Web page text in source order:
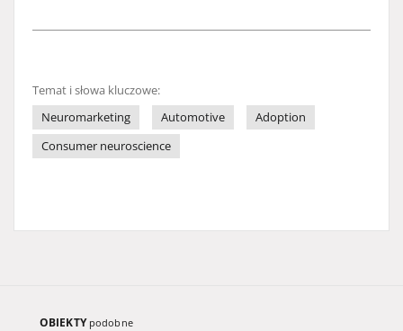
Temat i słowa kluczowe:
Neuromarketing
Automotive
Adoption
Consumer neuroscience
OBIEKTY podobne